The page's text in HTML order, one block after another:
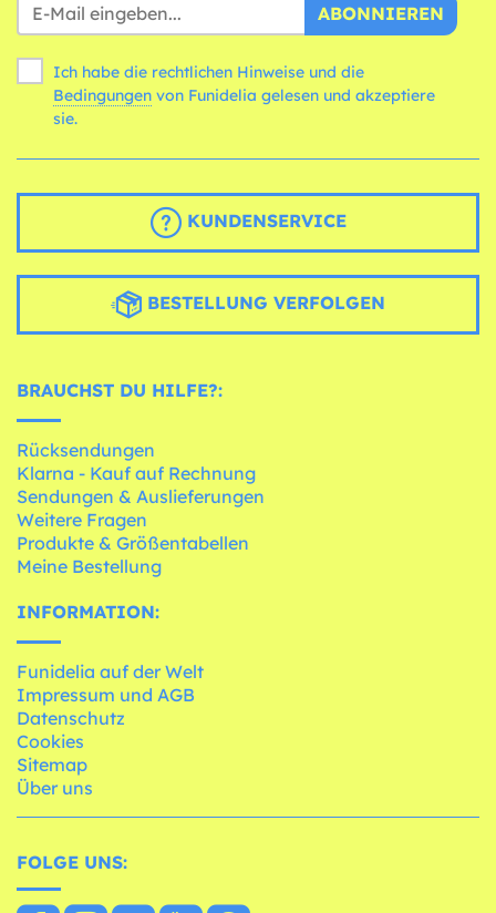
ABONNIEREN
Ich habe die rechtlichen Hinweise und die
Bedingungen
sie.
KUNDENSERVICE
BESTELLUNG VERFOLGEN
BRAUCHST DU HILFE?:
Rücksendungen
Klarna - Kauf auf Rechnung
Sendungen & Auslieferungen
Weitere Fragen
Produkte & Größentabellen
Meine Bestellung
INFORMATION:
Funidelia auf der Welt
Impressum und AGB
Datenschutz
Cookies
Sitemap
Über uns
FOLGE UNS: